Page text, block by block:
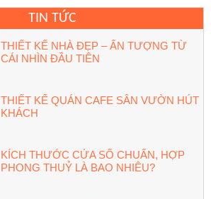
TIN TỨC
THIẾT KẾ NHÀ ĐẸP – ẤN TƯỢNG TỪ
CÁI NHÌN ĐẦU TIÊN
THIẾT KẾ QUÁN CAFE SÂN VƯỜN HÚT
KHÁCH
KÍCH THƯỚC CỬA SỔ CHUẨN, HỢP
PHONG THUỶ LÀ BAO NHIÊU?